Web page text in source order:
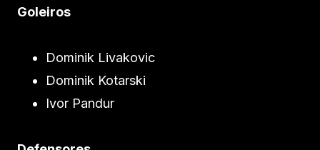
Goleiros
Dominik Livakovic
Dominik Kotarski
Ivor Pandur